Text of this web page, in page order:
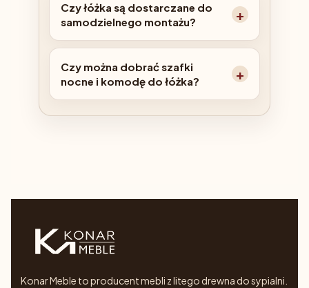
Czy łóżka są dostarczane do
samodzielnego montażu?
Czy można dobrać szafki
nocne i komodę do łóżka?
Konar Meble to producent mebli z litego drewna do sypialni.